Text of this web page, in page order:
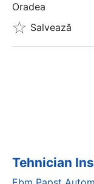
Oradea
Salvează
Tehnician